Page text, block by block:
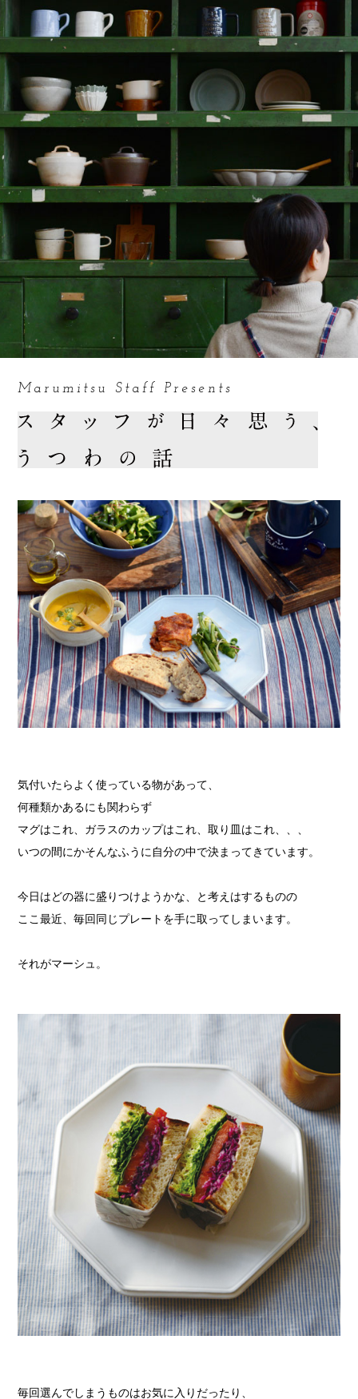
Marumitsu Staff Presents
気付いたらよく使っている物があって、
何種類かあるにも関わらず
マグはこれ、ガラスのカップはこれ、取り皿はこれ、、、
いつの間にかそんなふうに自分の中で決まってきています。
今日はどの器に盛りつけようかな、と考えはするものの
ここ最近、毎回同じプレートを手に取ってしまいます。
それがマーシュ。
毎回選んでしまうものはお気に入りだったり、